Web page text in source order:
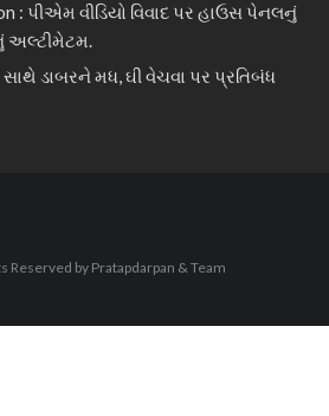
: પીએમ વીડિયો વિવાદ પર હાઉસ પેનલનું
અલ્ટીમેટમ.
સાથે ડાબરને મધ, ઘી વેચવા પર પ્રતિબંધ
Reserved by Pratapdarpan & Team